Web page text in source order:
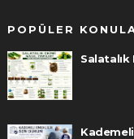
POPÜLER
Salatalık